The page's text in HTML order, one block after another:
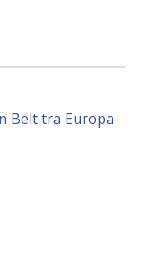
Belt tra Europa